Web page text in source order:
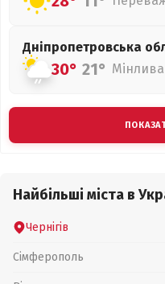
Дніпропетровська
30° 21°
Найбільші міста в
Чернігів
Сімферополь